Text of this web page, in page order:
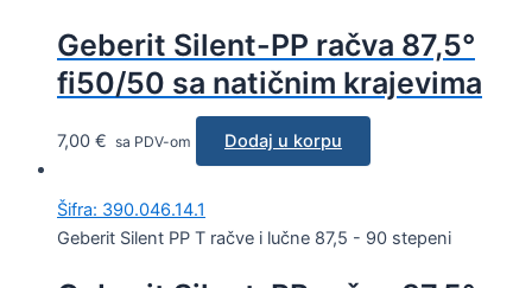
Geberit Silent-PP račva 87,5°
fi50/50 sa natičnim krajevima
7,00 € sa PDV-om Dodaj u korpu
Šifra: 390.046.14.1
Geberit Silent PP T račve i lučne 87,5 - 90 stepeni